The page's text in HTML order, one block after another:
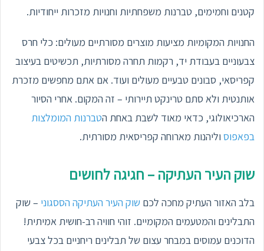
קטנים וחמימים, טברנות משפחתיות וחנויות מזכרות ייחודיות.
החנויות המקומיות מציעות מוצרים מסורתיים מעולים: כלי חרס
צבעוניים בעבודת יד, רקמות תחרה מסורתיות, תכשיטים בעיצוב
קפריסאי, סבונים טבעיים מעולים ועוד. אם אתם מחפשים מזכרת
אותנטית ולא סתם טרינקט תיירותי – זה המקום. אחרי הסיור
הארכיאולוגי, כדאי מאוד לשבת באחת הטברנות המומלצות
בפאפוס וליהנות מארוחה קפריסאית מסורתית.
שוק העיר העתיקה – חגיגה לחושים
בלב האזור העתיק מחכה לכם שוק העיר העתיקה הססגוני – שוק
התבלינים והמטעמים המקומיים. זוהי חוויה רב-חושית אמיתית!
הדוכנים עמוסים במבחר עצום של תבלינים ריחניים בכל צבעי